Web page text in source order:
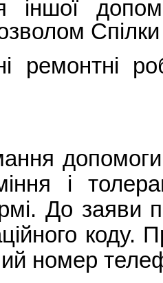
іншої
ремонтні
і
До заяви
номер